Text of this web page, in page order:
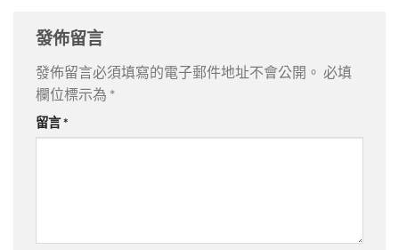
發佈留言
發佈留言必須填寫的電子郵件地址不會公開。 必填
欄位標示為 *
留言*